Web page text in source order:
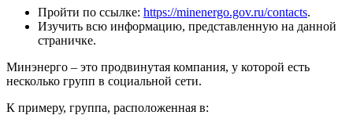
Пройти по ссылке: https://minenergo.gov.ru/contacts.
Изучить всю информацию, представленную на данной
страничке.
Минэнерго – это продвинутая компания, у которой есть
несколько групп в социальной сети.
К примеру, группа, расположенная в: